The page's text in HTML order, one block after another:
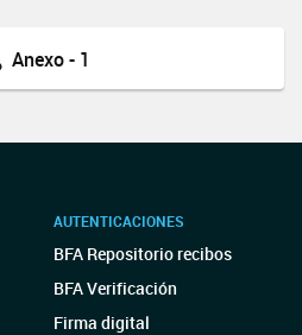
Anexo - 1
AUTENTICACIONES
BFA Repositorio recibos
BFA Verificación
Firma digital